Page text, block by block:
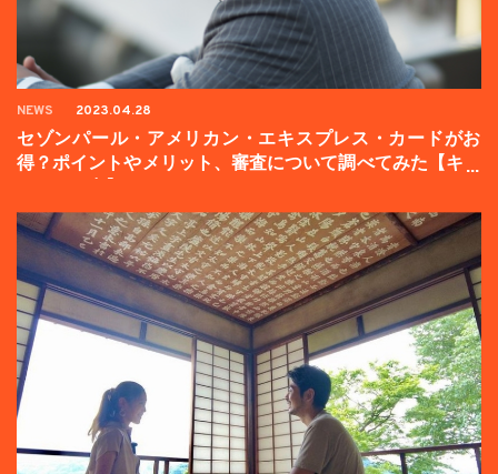
NEWS 2023.04.28
セゾンパール・アメリカン・エキスプレス・カードがお
得？ポイントやメリット、審査について調べてみた【キャ